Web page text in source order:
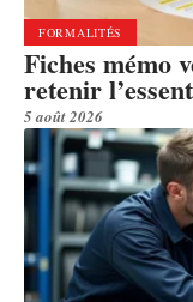
FORMALITÉS
Fiches mémo
retenir
5 août 2026